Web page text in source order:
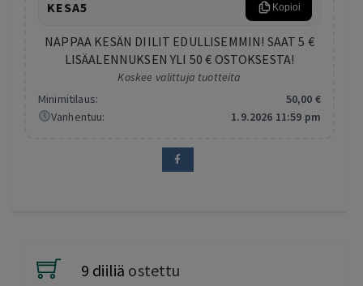
KESA5 Kopioi
NAPPAA KESÄN DIILIT EDULLISEMMIN! SAAT 5 €
LISÄALENNUKSEN YLI 50 € OSTOKSESTA!
Koskee valittuja tuotteita
Minimitilaus:
50,00 €
Vanhentuu:
1.9.2026 11:59 pm
9 diiliä ostettu